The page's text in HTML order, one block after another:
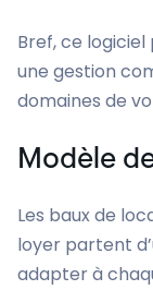
Bref, ce
une gestion
domaines de
Modèle
Les baux de
loyer partent
adapter à